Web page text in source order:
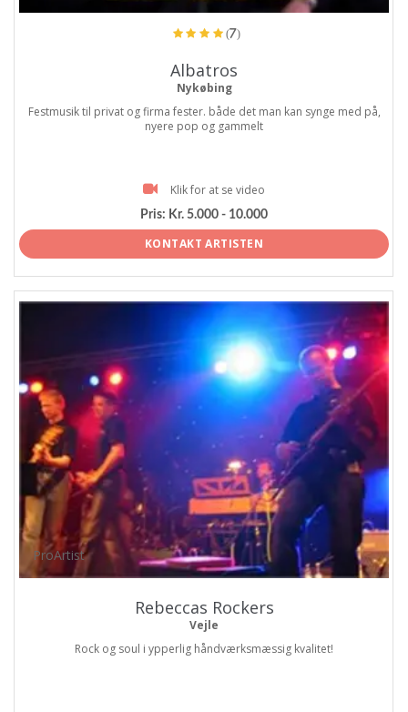
(7)
Albatros
Nykøbing
Festmusik til privat og firma fester. både det man kan synge med på,
nyere pop og gammelt
Klik for at se video
Pris: Kr. 5.000 - 10.000
KONTAKT ARTISTEN
ProArtist
Rebeccas Rockers
Vejle
Rock og soul i ypperlig håndværksmæssig kvalitet!